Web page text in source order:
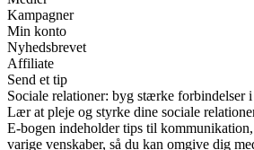
Kampagner
Min konto
Nyhedsbrevet
Affiliate
Send et tip
Sociale relationer: byg stærke forbindelser
Lær at pleje og styrke dine sociale
E-bogen indeholder tips til
varige venskaber, så du kan omgive dig